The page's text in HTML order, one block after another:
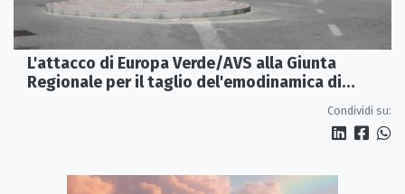
L'attacco di Europa Verde/AVS alla Giunta
Regionale per il taglio del'emodinamica di
Condividi su: